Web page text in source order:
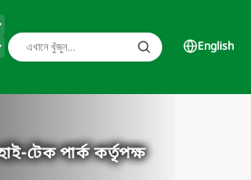
English
টেক পার্ক কর্তৃপক্ষ